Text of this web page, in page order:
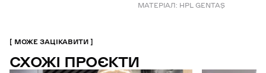
МАТЕРІАЛ: HPL GENTAŞ
МОЖЕ ЗАЦІКАВИТИ
СХОЖІ ПРОЄКТИ